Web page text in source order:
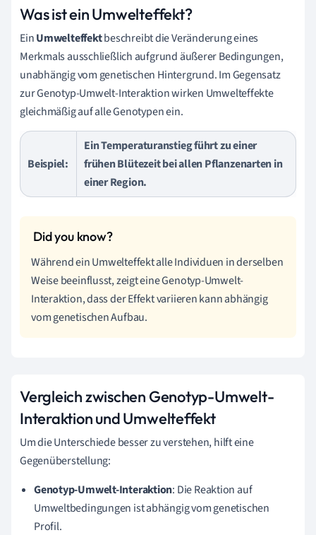
Was ist ein Umwelteffekt?
EinUmwelteffektbeschreibt die Veränderung eines
Merkmals ausschließlich aufgrund äußerer Bedingungen,
unabhängig vom genetischen Hintergrund. Im Gegensatz
zur Genotyp-Umwelt-Interaktion wirken Umwelteffekte
gleichmäßig auf alle Genotypen ein.
Beispiel:
Ein Temperaturanstieg führt zu einer
frühen Blütezeit bei allen Pflanzenarten in
einer Region.
Während ein Umwelteffekt alle Individuen in derselben
Weise beeinflusst, zeigt eine Genotyp-Umwelt-
Interaktion, dass der Effekt variieren kann abhängig
vom genetischen Aufbau.
Vergleich zwischen Genotyp-Umwelt-
Interaktion und Umwelteffekt
Um die Unterschiede besser zu verstehen, hilft eine
Gegenüberstellung:
Genotyp-Umwelt-Interaktion: Die Reaktion auf
Umweltbedingungen ist abhängig vom genetischen
Profil.